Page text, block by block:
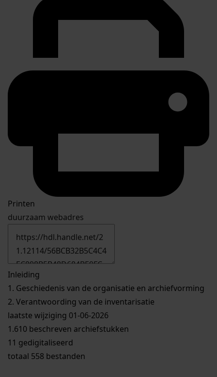
Printen
duurzaam webadres
Inleiding
1. Geschiedenis van de organisatie en archiefvorming
2. Verantwoording van de inventarisatie
laatste wijziging 01-06-2026
1.610 beschreven archiefstukken
11 gedigitaliseerd
totaal 558 bestanden